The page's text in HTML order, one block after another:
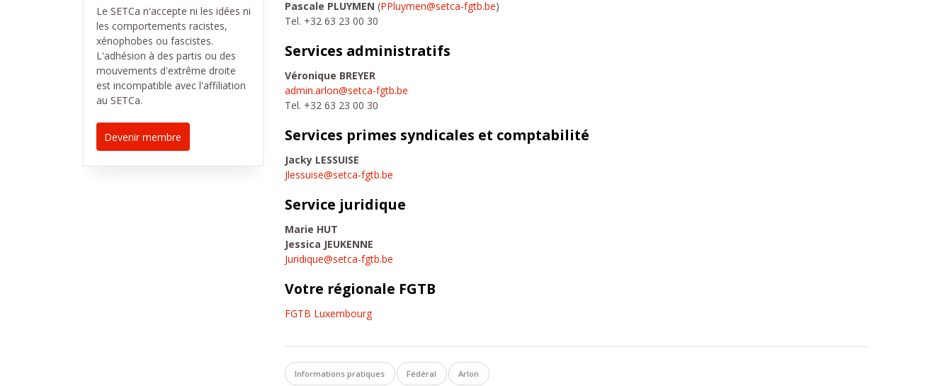
Le SETCa n'accepte ni les idées ni
les comportements racistes,
xénophobes ou fascistes.
L'adhésion à des partis ou des
mouvements d'extrême droite
est incompatible avec l'affiliation
au SETCa.
Devenir membre
Pascale PLUYMEN (PPluymen@setca-fgtb.be)
Tel. +32 63 23 00 30
Services administratifs
Véronique BREYER
admin.arlon@setca-fgtb.be
Tel. +32 63 23 00 30
Services primes syndicales et comptabilité
Jacky LESSUISE
Jlessuise@setca-fgtb.be
Service juridique
Marie HUT
Jessica JEUKENNE
Juridique@setca-fgtb.be
Votre régionale FGTB
FGTB Luxembourg
Informations pratiques Fédéral Arlon